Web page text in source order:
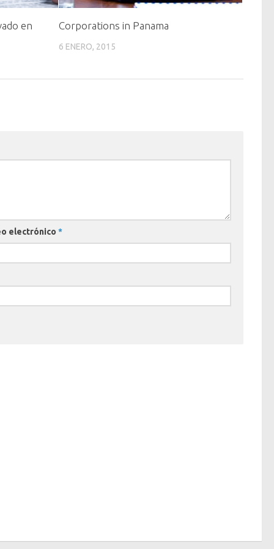
en Corporations in Panama
6 ENERO, 2015
electrónico*